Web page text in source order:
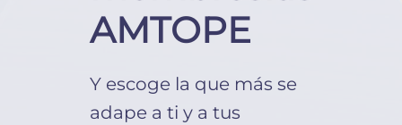
AMTOPE
Y escoge la que más se
adape a ti y a tus